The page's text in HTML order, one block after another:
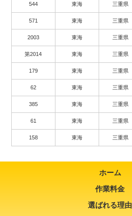
544 東海 三重県
571 東海 三重県
2003 東海 三重県
第2014 東海 三重県
179 東海 三重県
62 東海 三重県
385 東海 三重県
61 東海 三重県
158 東海 三重県
ホーム
作業料金
選ばれる理由